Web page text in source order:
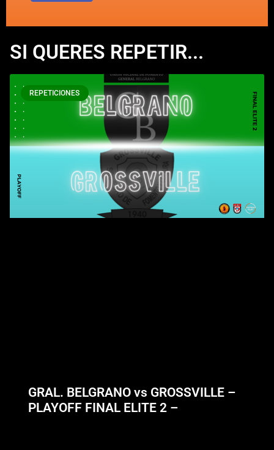
SI QUERES REPETIR...
REPETICIONES
GRAL. BELGRANO vs GROSSVILLE –
PLAYOFF FINAL ELITE 2 –